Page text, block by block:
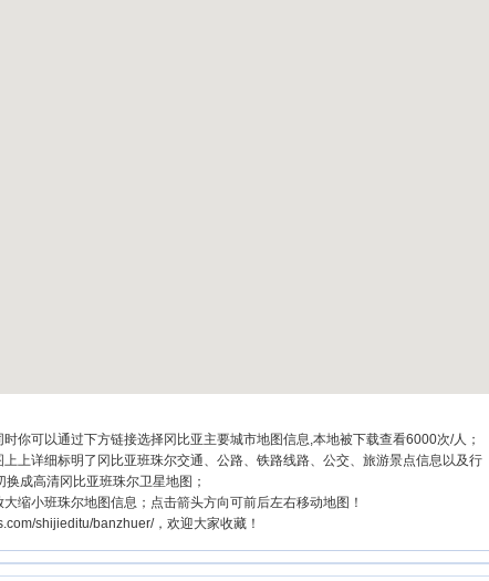
你可以通过下方链接选择冈比亚主要城市地图信息,本地被下载查看6000次/人；
上详细标明了冈比亚班珠尔交通、公路、铁路线路、公交、旅游景点信息以及行
成高清冈比亚班珠尔卫星地图；
缩小班珠尔地图信息；点击箭头方向可前后左右移动地图！
shijieditu/banzhuer/，欢迎大家收藏！